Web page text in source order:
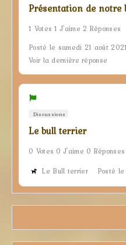
Présentation de notre
1 Votes 1 J'aime 2 Réponses
Posté le samedi 21 août 2021
Voir la dernière réponse
Discussions
Le bull terrier
0 Votes 0 J'aime 0 Réponses
Le Bull terrier
Posté